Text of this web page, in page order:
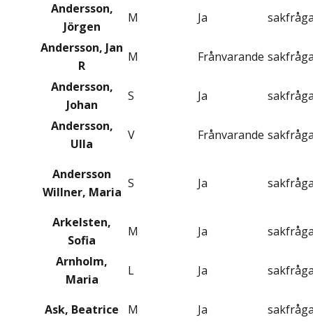
Andersson,
Jörgen
M Ja
Andersson, Jan
R
M Frånvarande
Andersson,
Johan
S Ja
Andersson,
Ulla
V Frånvarande
Andersson
Willner, Maria
S Ja
Arkelsten,
Sofia
M Ja
Arnholm,
Maria
L Ja
Ask, Beatrice M Ja